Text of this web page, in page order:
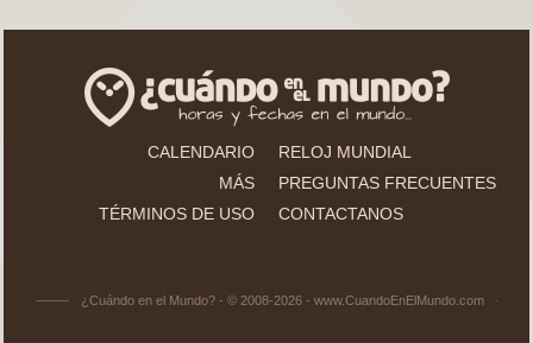
CALENDARIO
RELOJ MUNDIAL
MÁS
PREGUNTAS FRECUENTES
TÉRMINOS DE USO
CONTACTANOS
¿Cuándo en el Mundo? - © 2008-2026 - www.CuandoEnElMundo.com